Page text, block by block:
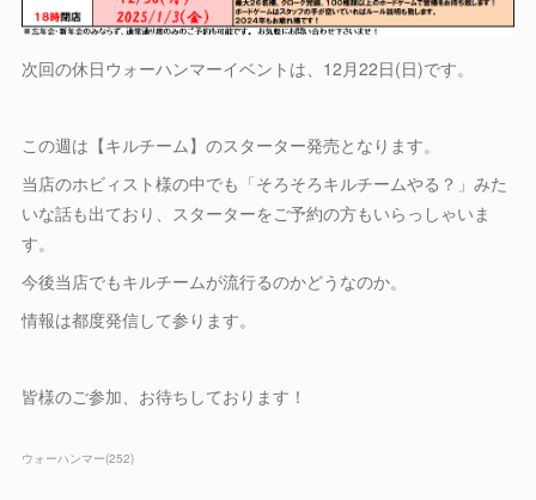
次回の休日ウォーハンマーイベントは、12月22日(日)です。
この週は【キルチーム】のスターター発売となります。
当店のホビィスト様の中でも「そろそろキルチームやる？」みた
いな話も出ており、スターターをご予約の方もいらっしゃいま
す。
今後当店でもキルチームが流行るのかどうなのか。
情報は都度発信して参ります。
皆様のご参加、お待ちしております！
ウォーハンマー(252)